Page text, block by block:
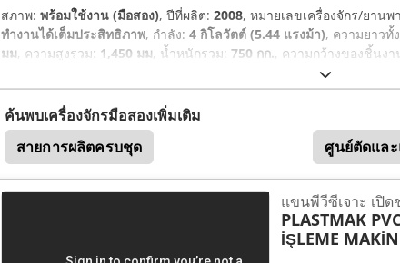
สภาพ: พร้อมใช้งาน (มือสอง), ปีที่ผลิต: 2008, หมายเลขเครื่องจักร/ยานพ
ทำงานได้เต็มประสิทธิภาพ, กำลัง: 4 กิโลวัตต์ (5.44 แรงม้า), ความยาวทั้
มม, ความสูงรวม: 1,450 มม, น้ำหนักรวม: 750 กก., ความกว้างของชิ้นงา
ค้นพบเครื่องจักรมือสองเพิ่มเติม
สายการผลิตครบชุด
ศูนย์ตัดแล
แขนพีวีซีเจาะ เปิ
PLASTMAK
İŞLEME